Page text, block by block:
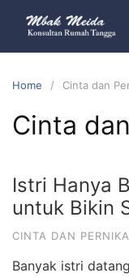
Home Cinta dan
Cinta
Istri Hanya
untuk Bikin
CINTA DAN
Banyak istri